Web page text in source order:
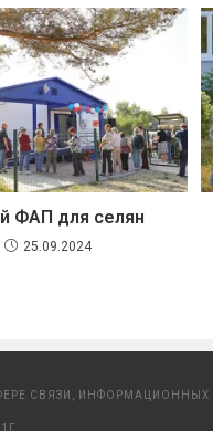
ФАП для селян
25.09.2024
СВЯЗИ, ИНФОРМАЦИОННЫХ